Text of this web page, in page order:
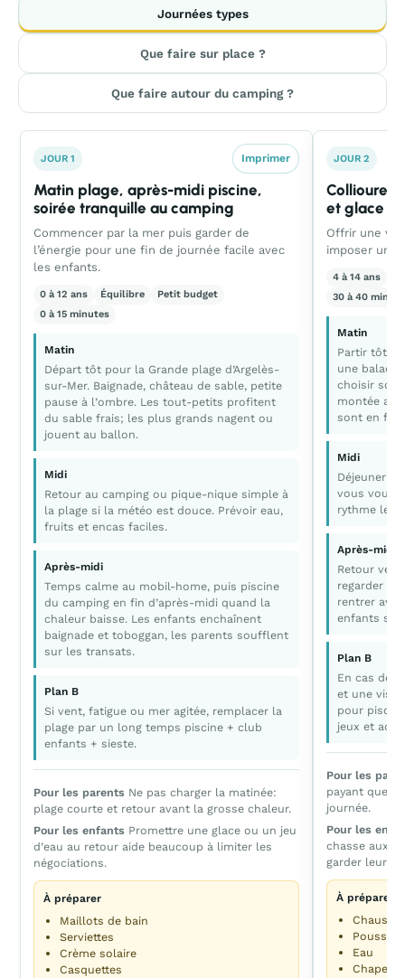
Journées types
Que faire sur place ?
Que faire autour du camping ?
JOUR 1 Imprimer
Matin plage, après-midi piscine,
soirée tranquille au camping
Commencer par la mer puis garder de
l’énergie pour une fin de journée facile avec
les enfants.
0 à 12 ans Équilibre
Petit budget
0 à 15 minutes
Matin
Départ tôt pour la Grande plage d’Argelès-
sur-Mer. Baignade, château de sable, petite
pause à l’ombre. Les tout-petits profitent
du sable frais; les plus grands nagent ou
jouent au ballon.
Midi
Retour au camping ou pique-nique simple à
la plage si la météo est douce. Prévoir eau,
fruits et encas faciles.
Après-midi
Temps calme au mobil-home, puis piscine
du camping en fin d’après-midi quand la
chaleur baisse. Les enfants enchaînent
baignade et toboggan, les parents soufflent
sur les transats.
Plan B
Si vent, fatigue ou mer agitée, remplacer la
plage par un long temps piscine + club
enfants + sieste.
Pour les parents Ne pas charger la matinée:
plage courte et retour avant la grosse chaleur.
Pour les enfants Promettre une glace ou un jeu
d’eau au retour aide beaucoup à limiter les
négociations.
À préparer
Maillots de bain
Serviettes
Crème solaire
Casquettes
JOUR 2
Collioure
et glace
Offrir une
imposer un
4 à 14 ans
30 à 40
Matin
Partir tôt
une balade
choisir soit
montée au
sont en
Midi
Déjeuner
vous
rythme lent
Après-midi
Retour
regarder
rentrer
enfants
Plan B
En cas de
et une
pour
jeux et
Pour les
payant que
journée.
Pour les
chasse aux
garder leur
À préparer
Eau
Chapeau